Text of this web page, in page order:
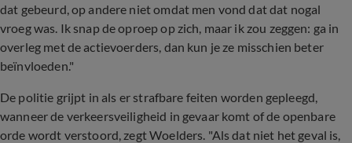
dat gebeurd, op andere niet omdat men vond dat dat nogal
vroeg was. Ik snap de oproep op zich, maar ik zou zeggen: ga in
overleg met de actievoerders, dan kun je ze misschien beter
beïnvloeden."
De politie grijpt in als er strafbare feiten worden gepleegd,
wanneer de verkeersveiligheid in gevaar komt of de openbare
orde wordt verstoord, zegt Woelders. "Als dat niet het geval is,